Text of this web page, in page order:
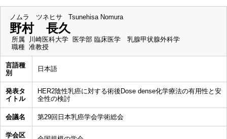
ノムラ ツネヒサ Tsunehisa Nomura
野村 長久
所属
川崎医科大学 医学部 臨床医学 乳腺甲状腺外科学
職種 准教授
言語種
別
日本語
発表タ
イトル
HER2陰性乳癌に対する術後Dose dense化学療法の有用性と安
全性の検討
会議名 第29回日本乳癌学会学術総会
学会区